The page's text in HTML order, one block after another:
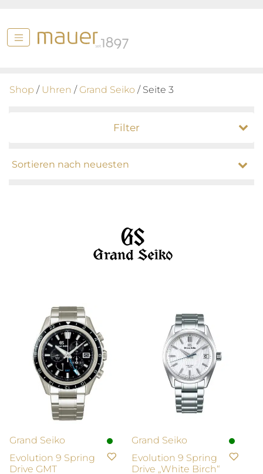
Shop / Uhren / Grand Seiko / Seite 3
Filter
Grand Seiko
Evolution 9 Spring
Drive GMT
Grand Seiko
Evolution 9 Spring
Drive „White Birch“